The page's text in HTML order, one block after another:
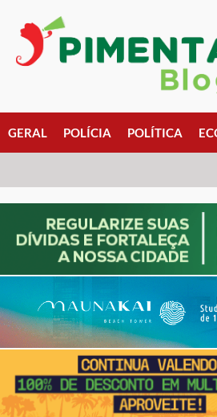
GERAL POLÍCIA POLÍTICA